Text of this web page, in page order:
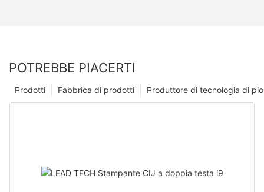
POTREBBE PIACERTI
Produttore di tecnologia di
Fabbrica di prodotti
Prodotti